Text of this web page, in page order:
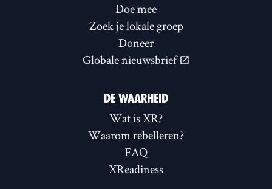
Doe mee
Zoek je lokale groep
Doneer
Globale nieuwsbrief
DE WAARHEID
Wat is XR?
Waarom rebelleren?
FAQ
XReadiness